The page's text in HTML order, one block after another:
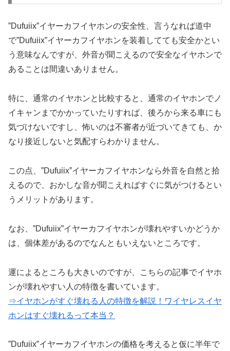
”Dufuiix”イヤーカフイヤホンの安全性、言うなれば道中
で”Dufuiix”イヤーカフイヤホンを装着してても安全かとい
う意味なんですが、外音が聞こえるので安全なイヤホンで
あることは間違いありません。
特に、通常のイヤホンと比較すると、通常のイヤホンでノ
イキャンまでかかっていたりすれば、後ろから来る車にも
気づけないですし、怖いのは不審者が近づいてきても、か
なり接近しないと気配すらわかりません。
この点、”Dufuiix”イヤーカフイヤホンなら外音を自然と拾
えるので、おかしな音が聞こえればすぐに気がつけるとい
うメリットがあります。
なお、”Dufuiix”イヤーカフイヤホンが壊れやすいかどうか
は、個体差があるのでなんともいえないところです。
運によるところも大きいのですが、こちらの記事でイヤホ
ンが壊れやすい人の特徴を書いています。
⇒イヤホンがすぐ壊れる人の特徴を解説！ワイヤレスイヤ
ホンはすぐ壊れるって本当？
”Dufuiix”イヤーカフイヤホンの価格を考えると仮に半年で